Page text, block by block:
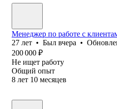
Менеджер по работе с
27 лет • Был вчера •
200 000 ₽
Не ищет работу
Общий опыт
8 лет 10 месяцев